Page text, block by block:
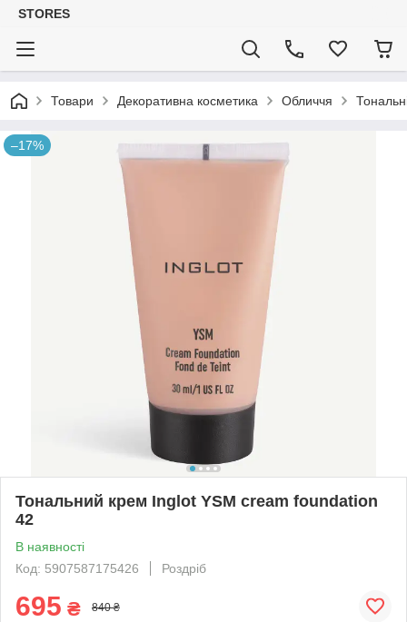
STORES
Товари Декоративна косметика Обличчя
–17%
Тональний крем Inglot YSM cream foundation
42
В наявності
Код: 5907587175426
Роздріб
695 ₴ 840 ₴